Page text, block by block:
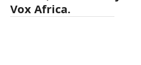
Vox Africa.